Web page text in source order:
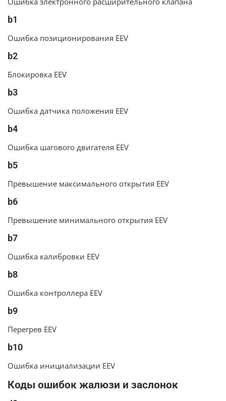
b1
Ошибка позиционирования EEV
b2
Блокировка EEV
b3
Ошибка датчика положения EEV
b4
Ошибка шагового двигателя EEV
b5
Превышение максимального открытия EEV
b6
Превышение минимального открытия EEV
b7
Ошибка калибровки EEV
b8
Ошибка контроллера EEV
b9
Перегрев EEV
b10
Ошибка инициализации EEV
Коды ошибок жалюзи и заслонок